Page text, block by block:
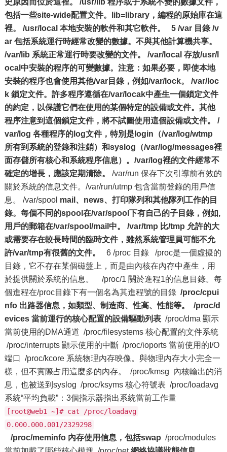
史原因而位於這裡。
/usr/lib 程序或子系統不變的數據文件，
包括一些site-wide配置文件。lib=library，編程的原始庫在這
裡。
/usr/local 本地安裝的軟件和其它軟件。 5 /var 目錄 /v
ar 包括系統運行時經常改變的數據。不與其他計算機共享。
/var/lib 系統正常運行時要改變的文件。
/var/local 存放/usr/l
ocal中安裝的程序的可變數據。注意：如果必要，即使本地
安裝的程序也會使用其他/var目錄，例如/var/lock。
/var/loc
k 鎖定文件。許多程序遵循在/var/locak中產生一個鎖定文件
的約定，以保護它們在使用的某個特定的設備或文件。其他
程序注意到這個鎖定文件，將不試圖使用這個設備或文件。
/
var/log 各種程序的log文件，特別是login（/var/log/wtmp
所有到系統的登錄和注銷）和syslog（/var/log/messages裡
面存儲所有核心和系統程序信息）。/var/log裡的文件經常不
確定的增長，應該定期清除。
/var/run 保存下次引導前有效的
關於系統的信息文件。/var/run/utmp 包含當前登錄的用戶信
息。 /var/spool mail、news、打印隊列和其他隊列工作的目
錄。每個不同的spool在/var/spool下有自己的子目錄，例如,
用戶的郵箱在/var/spool/mail中。
/var/tmp 比/tmp 允許的大
或需要存在較長時間的臨時文件，雖然系統管理員可能不允
許/var/tmp有很舊的文件。
6 /proc 目錄 /proc是一個虛擬的
目錄，它不存在某個磁盤上，而是由內核在內存中產生，用
於提供關於系統的信息。 /proc/1 關於進程1的信息目錄。每
個進程在/proc目錄下有一個名為其進程號的目錄 /proc/cpui
nfo 出路器信息，如類型、制造商、性高、性能等。
/proc/d
evices 當前運行的核心配置的設備驅動列表/proc/dma 顯示
當前使用的DMA通道 /proc/filesystems 核心配置的文件系統
/proc/interrupts 顯示使用的中斷 /proc/ioports 當前使用的I/O
端口 /proc/kcore 系統物理內存映像。與物理內存大小完全一
樣，但不實際占用這麼多的內存。 /proc/kmsg 內核輸出的消
息，也被送到syslog /proc/ksyms 核心符號表 /proc/loadavg
系統“平均負載”：3個指示器指出系統當前工作量
[root@web1 ~]# cat /proc/loadavg
0.000.000.001/2329298
/proc/meminfo 內存使用信息，包括swap /proc/modules